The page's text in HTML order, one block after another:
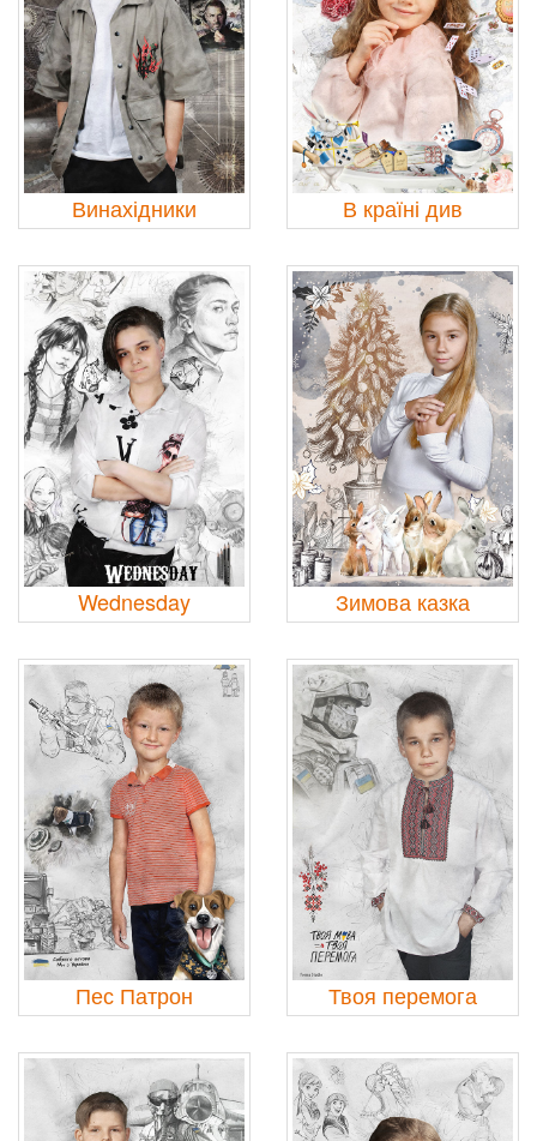
Винахідники В країні див
Wednesday Зимова казка
Пес Патрон Твоя перемога